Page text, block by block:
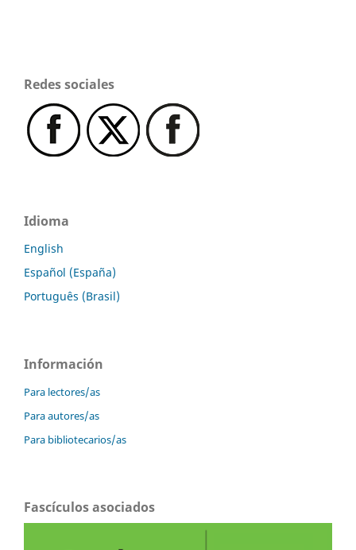
Redes sociales
Idioma
English
Español (España)
Português (Brasil)
Información
Para lectores/as
Para autores/as
Para bibliotecarios/as
Fascículos asociados